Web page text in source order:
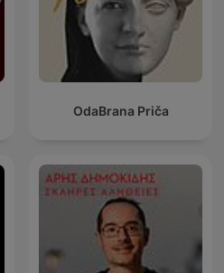
OdaBrana Priča